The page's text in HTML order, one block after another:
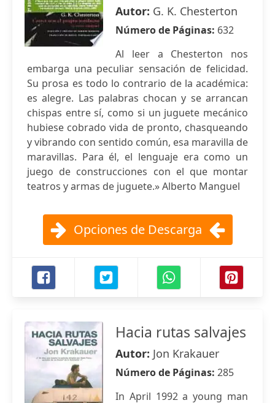
Autor: G. K. Chesterton
Número de Páginas: 632
Al leer a Chesterton nos
embarga una peculiar sensación de felicidad.
Su prosa es todo lo contrario de la académica:
es alegre. Las palabras chocan y se arrancan
chispas entre sí, como si un juguete mecánico
hubiese cobrado vida de pronto, chasqueando
y vibrando con sentido común, esa maravilla de
maravillas. Para él, el lenguaje era como un
juego de construcciones con el que montar
teatros y armas de juguete.» Alberto Manguel
Opciones de Descarga
Hacia rutas salvajes
Autor: Jon Krakauer
Número de Páginas: 285
In April 1992 a young man